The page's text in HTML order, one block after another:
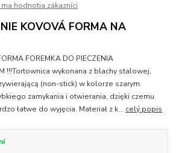
hodnotia zákazníci
KOVOVÁ FORMA NA
FOREMKA DO PIECZENIA
!!!Tortownica wykonana z blachy stalowej,
(non-stick) w kolorze szarym.
zamykania i otwierania, dzięki czemu
łatwe do wyjęcia. Materiał z k... celý popis